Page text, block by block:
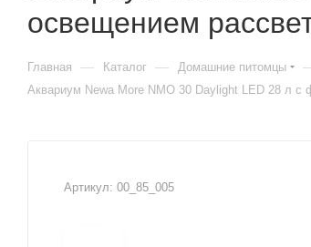
освещением
Главная — Каталог — Домашние питомцы
Аквариум Newa More NMO 30 Daylight LED 28 л с
Артикул: 00_85_005